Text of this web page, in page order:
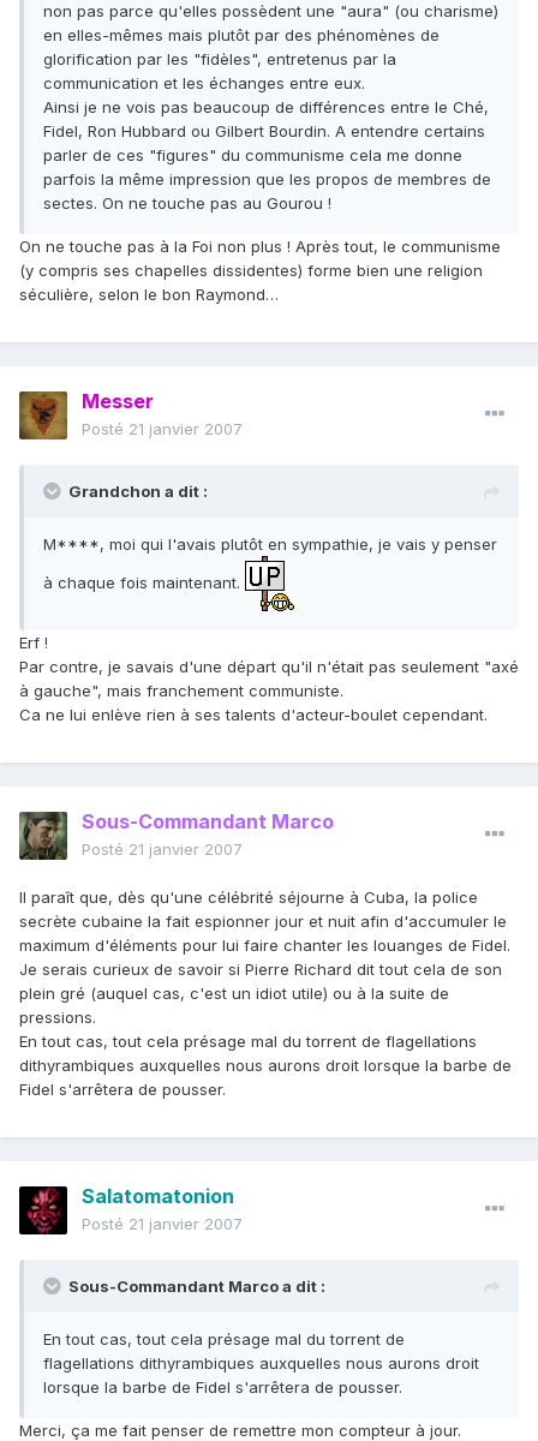
non pas parce qu'elles possèdent une "aura" (ou charisme)
en elles-mêmes mais plutôt par des phénomènes de
glorification par les "fidèles", entretenus par la
communication et les échanges entre eux.
Ainsi je ne vois pas beaucoup de différences entre le Ché,
Fidel, Ron Hubbard ou Gilbert Bourdin. A entendre certains
parler de ces "figures" du communisme cela me donne
parfois la même impression que les propos de membres de
sectes. On ne touche pas au Gourou !
On ne touche pas à la Foi non plus ! Après tout, le communisme
(y compris ses chapelles dissidentes) forme bien une religion
séculière, selon le bon Raymond…
Messer
Posté 21 janvier 2007
Grandchon a dit :
M****, moi qui l'avais plutôt en sympathie, je vais y penser
à chaque fois maintenant.
Erf !
Par contre, je savais d'une départ qu'il n'était pas seulement "axé
à gauche", mais franchement communiste.
Ca ne lui enlève rien à ses talents d'acteur-boulet cependant.
Sous-Commandant Marco
Posté 21 janvier 2007
Il paraît que, dès qu'une célébrité séjourne à Cuba, la police
secrète cubaine la fait espionner jour et nuit afin d'accumuler le
maximum d'éléments pour lui faire chanter les louanges de Fidel.
Je serais curieux de savoir si Pierre Richard dit tout cela de son
plein gré (auquel cas, c'est un idiot utile) ou à la suite de
pressions.
En tout cas, tout cela présage mal du torrent de flagellations
dithyrambiques auxquelles nous aurons droit lorsque la barbe de
Fidel s'arrêtera de pousser.
Salatomatonion
Posté 21 janvier 2007
Sous-Commandant Marco a dit :
En tout cas, tout cela présage mal du torrent de
flagellations dithyrambiques auxquelles nous aurons droit
lorsque la barbe de Fidel s'arrêtera de pousser.
Merci, ça me fait penser de remettre mon compteur à jour.